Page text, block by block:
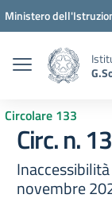
Vai ai contenuti
Vai al menu di
Vai al footer
Ministero
Circolare 133
Circ. n.
novembre